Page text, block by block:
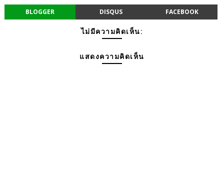
BLOGGER DISQUS FACEBOOK
ไม่มีความคิดเห็น:
แสดงความคิดเห็น